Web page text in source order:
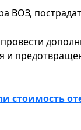
ВОЗ,
и
стоимость